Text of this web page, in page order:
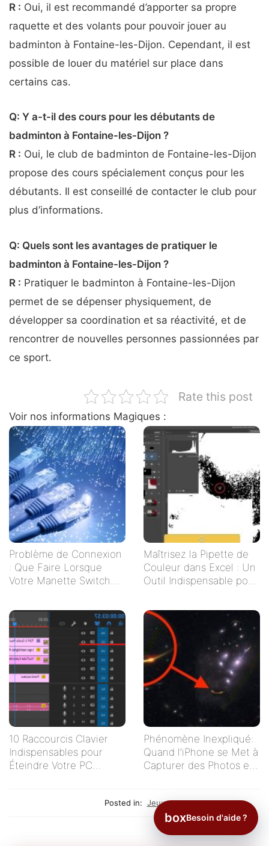
R : Oui, il est recommandé d’apporter sa propre
raquette et des volants pour pouvoir jouer au
badminton à Fontaine-les-Dijon. Cependant, il est
possible de louer du matériel sur place dans
certains cas.
Q: Y a-t-il des cours pour les débutants de
badminton à Fontaine-les-Dijon ?
R : Oui, le club de badminton de Fontaine-les-Dijon
propose des cours spécialement conçus pour les
débutants. Il est conseillé de contacter le club pour
plus d’informations.
Q: Quels sont les avantages de pratiquer le
badminton à Fontaine-les-Dijon ?
R : Pratiquer le badminton à Fontaine-les-Dijon
permet de se dépenser physiquement, de
développer sa coordination et sa réactivité, et de
rencontrer de nouvelles personnes passionnées par
ce sport.
Rate this post
Voir nos informations Magiques :
Problème de Connexion
: Que Faire Lorsque
Votre Manette Switch
Maîtrisez la Pipette de
Couleur dans Excel : Un
Outil Indispensable pour
10 Raccourcis Clavier
Indispensables pour
Éteindre Votre PC
Phénomène Inexpliqué:
Quand l’iPhone se Met à
Capturer des Photos en
Posted in: Jeux
boxBesoin d'aide ?